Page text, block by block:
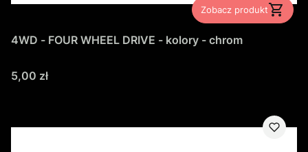
Zobacz produkt
4WD - FOUR WHEEL DRIVE - kolory - chrom
Cena
5,00 zł